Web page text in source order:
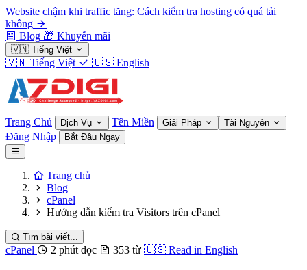
Website chậm khi traffic tăng: Cách kiểm tra hosting có quá tải
không
Blog 🎁 Khuyến mãi
🇻🇳 Tiếng Việt
🇻🇳 Tiếng Việt 🇺🇸 English
Trang Chủ Dịch Vụ Tên Miền Giải Pháp Tài Nguyên
Đăng Nhập Bắt Đầu Ngay
Trang chủ
Blog
cPanel
Hướng dẫn kiểm tra Visitors trên cPanel
Tìm bài viết...
cPanel 2 phút đọc 353 từ 🇺🇸 Read in English